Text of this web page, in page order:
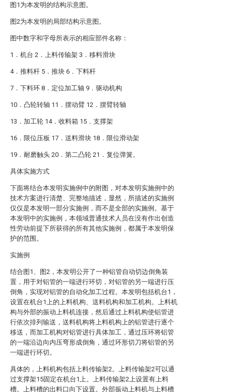
图1为本发明的结构示意图。
图2为本发明的局部结构示意图。
图中数字和字母所表示的相应部件名称：
1．机台 2．上料传输架 3．移料滑块
4．推料杆 5．推块 6．下料杆
7．下料环 8．定位加工轴 9．驱动机构
10．凸轮转轴 11．摆动臂 12．摆臂转轴
13．加工轮 14．收料箱 15．支撑架
16．限位压板 17．送料滑块 18．限位滑动架
19．耐磨触头 20．第二凸轮 21．复位弹簧。
具体实施方式
下面将结合本发明实施例中的附图，对本发明实施例中的
技术方案进行清楚、完整地描述，显然，所描述的实施例
仅仅是本发明一部分实施例，而不是全部的实施例。基于
本发明中的实施例，本领域普通技术人员在没有作出创造
性劳动前提下所获得的所有其他实施例，都属于本发明保
护的范围。
实施例
结合图1、图2，本发明公开了一种铝管自动切边倒角装
置，用于对铝管的一端进行环切，对铝管的另一端进行压
倒角，实现对铝管的自动化加工过程。本发明包括机台1，
设置在机台1上的上料机构、送料机构和加工机构。上料机
构与外部的振动上料机连接，然后通过上料机构使铝管进
行依次排列输送，送料机构将上料机构上的铝管进行逐个
移送，而加工机构对铝管进行具体加工，通过压环将铝管
的一端沿边向内压弯形成倒角，通过环形切刀将铝管的另
一端进行环切。
具体的，上料机构包括上料传输架2。上料传输架2可以通
过支撑架15固定在机台1上。上料传输架2上设置有上料
槽。上料槽的出料口向下设置。外部振动上料机与上料槽